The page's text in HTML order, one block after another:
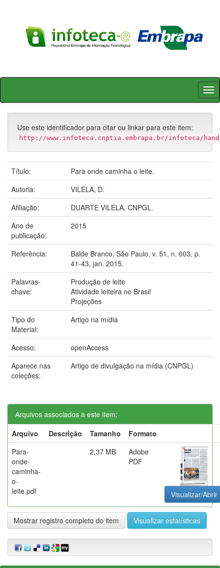
Skip
Use este identificador para citar ou linkar para este item:
http://www.infoteca.cnptia.embrapa.br/infoteca/
Título:
Para onde caminha o leite.
Autoria:
VILELA, D.
Afiliação:
DUARTE VILELA, CNPGL.
Ano de
publicação:
2015
Referência:
Balde Branco, São Paulo, v. 51, n. 603, p.
41-43, jan. 2015.
Palavras-
chave:
Produção de leite
Atividade leiteira no Brasil
Projeções
Tipo do
Material:
Artigo na mídia
Acesso:
openAccess
Aparece nas
coleções:
Artigo de divulgação na mídia (CNPGL)
Arquivos associados a este item:
Arquivo
Descrição Tamanho
Formato
Para-
onde-
caminha-
o-
leite.pdf
2,37 MB
Adobe
PDF
Visualizar/Abrir
Mostrar registro completo do item Visualizar estatísticas